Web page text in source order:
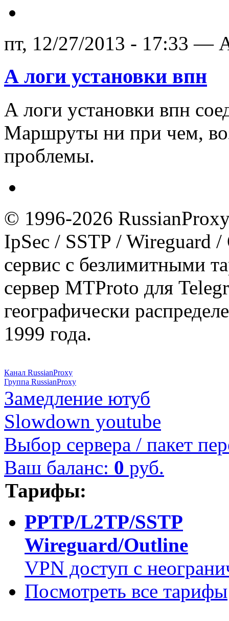
пт, 12/27/2013 - 17:33 —
А логи установки впн
А логи установки впн
Маршруты ни при чем,
проблемы.
© 1996-2026
IpSec / SSTP / Wireguard
сервис с безлимитными
сервер MTProto для
географически
1999 года.
Канал RussianProxy
Группа RussianProxy
Замедление ютуб
Slowdown youtube
Выбор сервера / пакет
Ваш баланс: 0 руб.
Тарифы:
PPTP/L2TP/SSTP
Wireguard/Outline
VPN доступ с
Посмотреть все тарифы